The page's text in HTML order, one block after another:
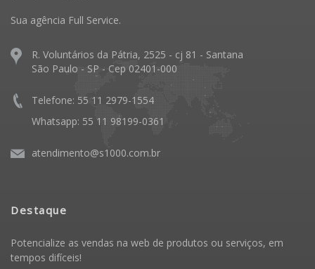
Sua agência Full Service.
R. Voluntários da Pátria, 2525 - cj 81 - Santana
São Paulo - SP - Cep 02401-000
Telefone: 55 11 2979-1554
Whatsapp: 55 11 98199-0361
atendimento@s1000.com.br
Destaque
Potencialize as vendas na web de produtos ou serviços, em
tempos difíceis!